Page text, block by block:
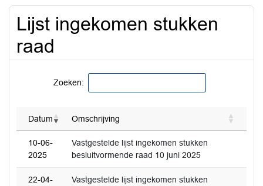
Lijst ingekomen stukken
raad
Zoeken:
Datum Omschrijving
10-06-
2025
Vastgestelde lijst ingekomen stukken
besluitvormende raad 10 juni 2025
22-04-
Vastgestelde lijst ingekomen stukken